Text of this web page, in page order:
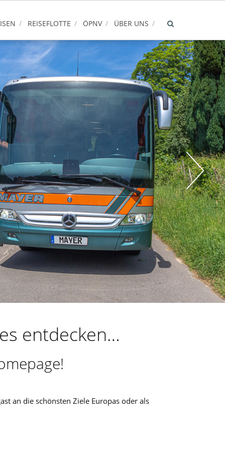
REISEFLOTTE ÖPNV ÜBER UNS
entdecken…
an die schönsten Ziele Europas oder als